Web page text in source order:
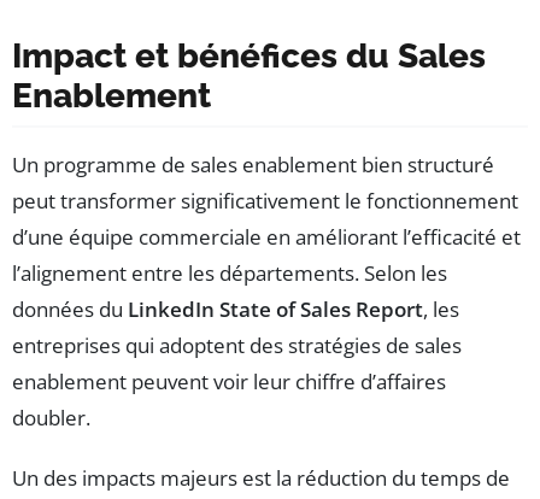
Impact et bénéfices du Sales
Enablement
Un programme de sales enablement bien structuré
peut transformer significativement le fonctionnement
d’une équipe commerciale en améliorant l’efficacité et
l’alignement entre les départements. Selon les
données du LinkedIn State of Sales Report, les
entreprises qui adoptent des stratégies de sales
enablement peuvent voir leur chiffre d’affaires
doubler.
Un des impacts majeurs est la réduction du temps de